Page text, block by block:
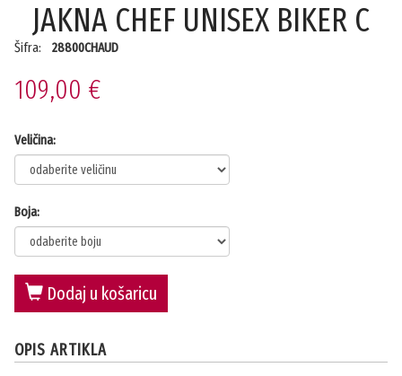
JAKNA CHEF UNISEX BIKER C
Šifra: 28800CHAUD
109,00 €
Veličina:
Boja:
Dodaj u košaricu
OPIS ARTIKLA